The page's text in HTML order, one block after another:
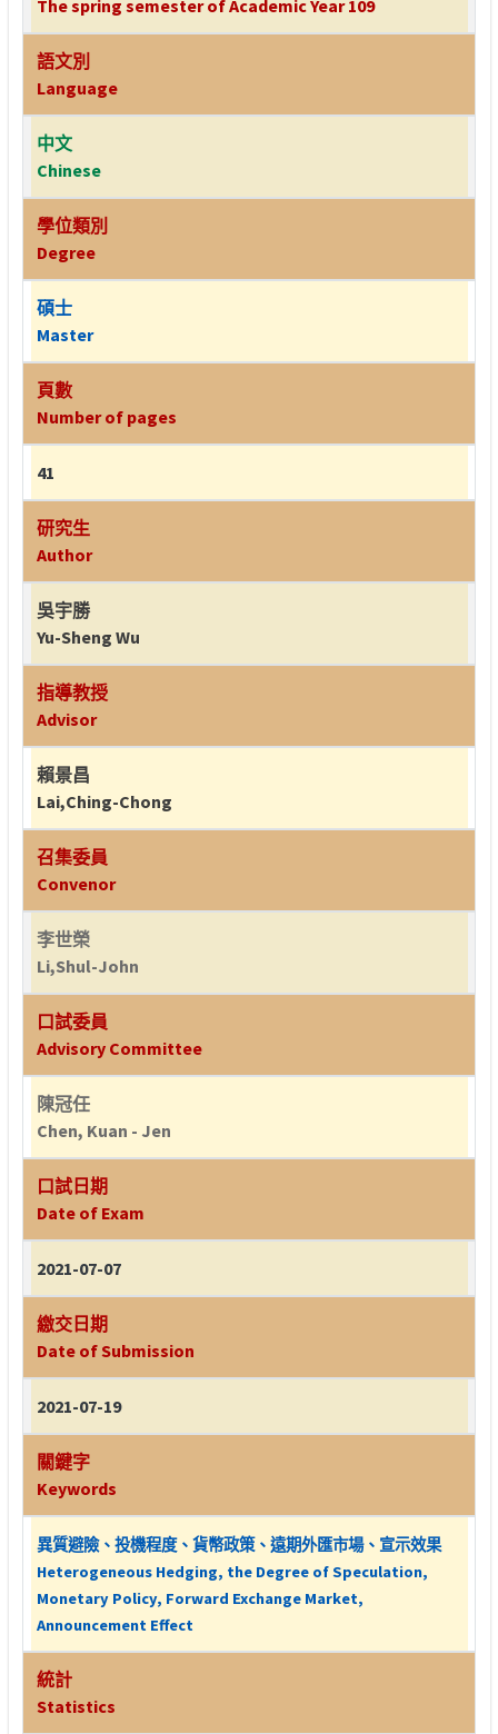
The spring semester of Academic Year 109
語文別
Language
中文
Chinese
學位類別
Degree
碩士
Master
頁數
Number of pages
41
研究生
Author
吳宇勝
Yu-Sheng Wu
指導教授
Advisor
賴景昌
Lai,Ching-Chong
召集委員
Convenor
李世榮
Li,Shul-John
口試委員
Advisory Committee
陳冠任
Chen, Kuan - Jen
口試日期
Date of Exam
2021-07-07
繳交日期
Date of Submission
2021-07-19
關鍵字
Keywords
異質避險、投機程度、貨幣政策、遠期外匯市場、宣示效果
Heterogeneous Hedging, the Degree of Speculation,
Monetary Policy, Forward Exchange Market,
Announcement Effect
統計
Statistics